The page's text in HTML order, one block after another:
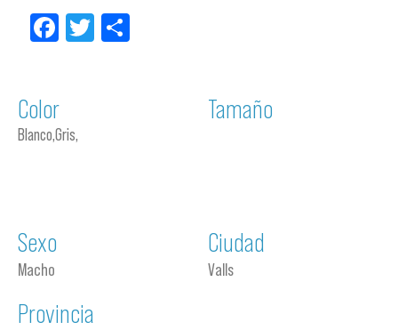
Facebook
Twitter
Color
Blanco,Gris,
Tamaño
Sexo
Macho
Ciudad
Valls
Provincia